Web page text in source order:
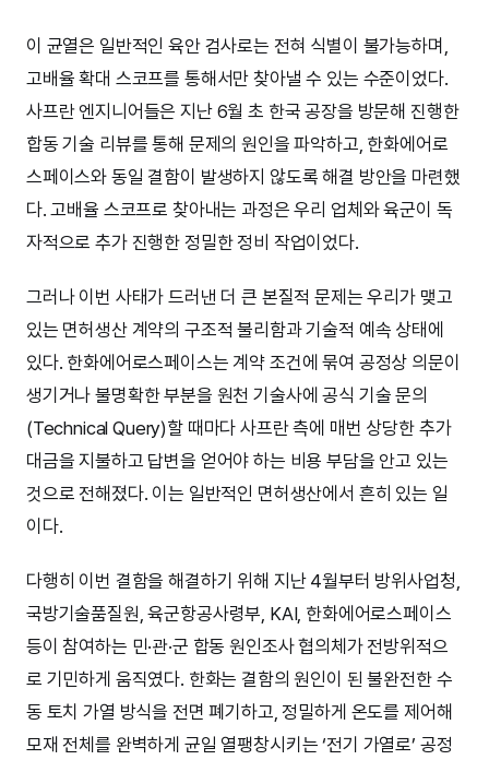
이 균열은 일반적인 육안 검사로는 전혀 식별이 불가능하며,
고배율 확대 스코프를 통해서만 찾아낼 수 있는 수준이었다.
사프란 엔지니어들은 지난 6월 초 한국 공장을 방문해 진행한
합동 기술 리뷰를 통해 문제의 원인을 파악하고, 한화에어로
스페이스와 동일 결함이 발생하지 않도록 해결 방안을 마련했
다. 고배율 스코프로 찾아내는 과정은 우리 업체와 육군이 독
자적으로 추가 진행한 정밀한 정비 작업이었다.
그러나 이번 사태가 드러낸 더 큰 본질적 문제는 우리가 맺고
있는 면허생산 계약의 구조적 불리함과 기술적 예속 상태에
있다. 한화에어로스페이스는 계약 조건에 묶여 공정상 의문이
생기거나 불명확한 부분을 원천 기술사에 공식 기술 문의
(Technical Query)할 때마다 사프란 측에 매번 상당한 추가
대금을 지불하고 답변을 얻어야 하는 비용 부담을 안고 있는
것으로 전해졌다. 이는 일반적인 면허생산에서 흔히 있는 일
이다.
다행히 이번 결함을 해결하기 위해 지난 4월부터 방위사업청,
국방기술품질원, 육군항공사령부, KAI, 한화에어로스페이스
등이 참여하는 민·관·군 합동 원인조사 협의체가 전방위적으
로 기민하게 움직였다. 한화는 결함의 원인이 된 불완전한 수
동 토치 가열 방식을 전면 폐기하고, 정밀하게 온도를 제어해
모재 전체를 완벽하게 균일 열팽창시키는 ‘전기 가열로’ 공정